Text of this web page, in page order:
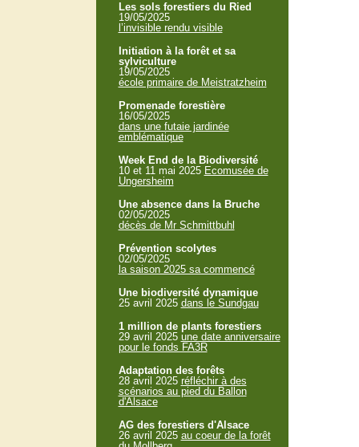
Les sols forestiers du Ried
19/05/2025
l’invisible rendu visible
Initiation à la forêt et sa
sylviculture
19/05/2025
école primaire de Meistratzheim
Promenade forestière
16/05/2025
dans une futaie jardinée
emblématique
Week End de la Biodiversité
10 et 11 mai 2025 Ecomusée de
Ungersheim
Une absence dans la Bruche
02/05/2025
décès de Mr Schmittbuhl
Prévention scolytes
02/05/2025
la saison 2025 sa commencé
Une biodiversité dynamique
25 avril 2025 dans le Sundgau
1 million de plants forestiers
29 avril 2025 une date anniversaire
pour le fonds FA3R
Adaptation des forêts
28 avril 2025 réfléchir à des
scénarios au pied du Ballon
d'Alsace
AG des forestiers d'Alsace
26 avril 2025 au coeur de la forêt